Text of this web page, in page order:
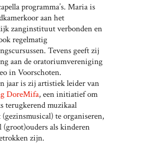
programma’s. Maria is
aan het
zanginstituut verbonden en
regelmatig
Tevens geeft zij
aan de oratoriumvereniging
in Voorschoten.
jaar is zij artistiek leider van
DoreMifa, een initiatief om
terugkerend muzikaal
(gezinsmusical) te organiseren,
(groot)ouders als kinderen
zijn.